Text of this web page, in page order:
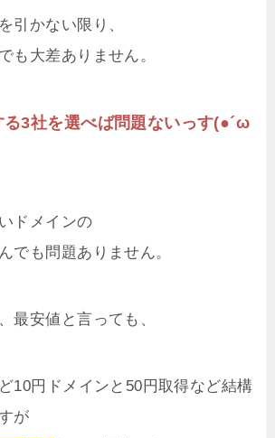
引かない限り、
も大差ありません。
3社を選べば問題ないっす(●´ω
ドメインの
でも問題ありません。
最安値と言っても、
10円ドメインと50円取得など結構
が